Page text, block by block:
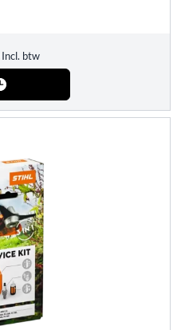
Incl. btw